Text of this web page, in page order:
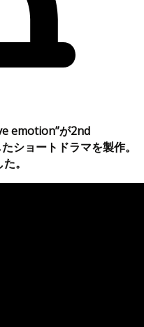
emotion”が2nd
ショートドラマを製作。
。